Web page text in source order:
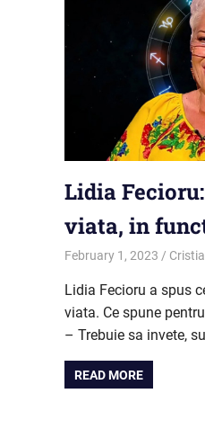
Lidia
viata, in
February 1, 2023
Lidia Fecioru a spus
viata. Ce spune
– Trebuie sa invete,
READ MORE